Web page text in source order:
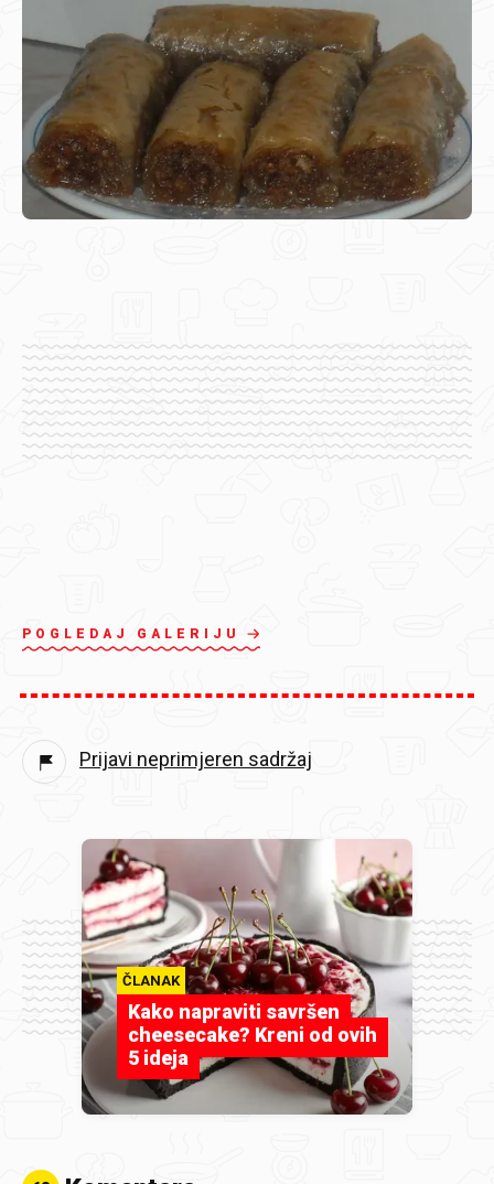
POGLEDAJ GALERIJU
Prijavi neprimjeren sadržaj
ČLANAK
Kako napraviti savršen
cheesecake? Kreni od ovih
5 ideja